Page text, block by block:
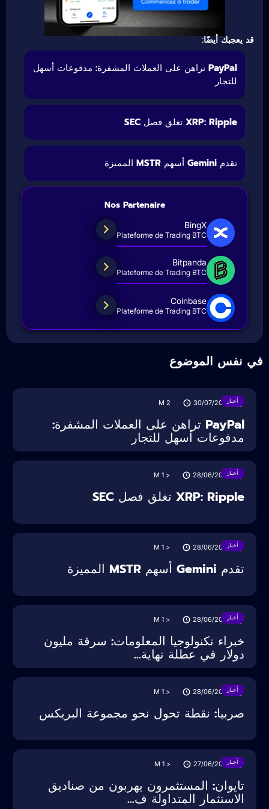
قد يعجبك أيضًا:
PayPal تراهن على العملات المشفرة: مدفوعات أسهل
للتجار
XRP: Ripple تغلق فصل SEC
تقدم Gemini أسهم MSTR المميزة
Nos Partenaire
BingX
Plateforme de Trading BTC
Bitpanda
Plateforme de Trading BTC
Coinbase
Plateforme de Trading BTC
نفس الموضوع
أخبار M
PayPal تراهن على العملات المشفرة:
مدفوعات أسهل للتجار
أخبار M
XRP: Ripple تغلق فصل SEC
أخبار M
تقدم Gemini أسهم MSTR المميزة
أخبار M
خبراء تكنولوجيا المعلومات: سرقة مليون
دولار في عطلة نهاية...
أخبار M
صربيا: نقطة تحول نحو مجموعة البريكس
أخبار M
تايوان: المستثمرون يهربون من صناديق
الاستثمار المتداولة ف...